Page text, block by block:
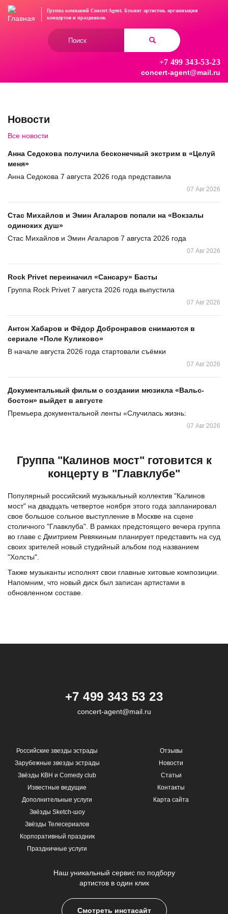
Перейти
Группа компаний Concert Agent. Букинг артистов, организация
концертови праздников.
+7 499 343-53-23
concert-agent@mail.ru
Новости
Все новости
Анна Седокова получила бесконечный экстрим в «Целуй
меня»
Анна Седокова 7 августа 2026 года представила
07 Авг 2026
Стас Михайлов и Эмин Агаларов попали на «Вокзалы
одиноких душ»
Стас Михайлов и Эмин Агаларов 7 августа 2026 года
07 Авг 2026
Rock Privet переиначил «Сансару» Басты
Группа Rock Privet 7 августа 2026 года выпустила
07 Авг 2026
Антон Хабаров и Фёдор Добронравов снимаются в
сериале «Поле Куликово»
В начале августа 2026 года стартовали съёмки
07 Авг 2026
Документальный фильм о создании мюзикла «Вальс-
бостон» выйдет в августе
Премьера документальной ленты «Случилась жизнь:
07 Авг 2026
Группа "Калинов мост" готовится к
концерту в "Главклубе"
Популярный российский музыкальный коллектив "Калинов
мост" на двадцать четвертое ноября этого года запланировал
свое большое сольное выступление в Москве на сцене
столичного "Главклуба". В рамках предстоящего вечера группа
во главе с Дмитрием Ревякиным планирует представить на суд
своих зрителей новый студийный альбом под названием
"Холсты".
Также музыканты исполнят свои главные хитовые композиции.
Напомним, что новый диск был записан артистами в
обновленном составе.
+7 499 343 53 23
concert-agent@mail.ru
Российские звезды эстрады
Зарубежные звезды эстрады
Звёзды КВН и Comedy club
Известные ведущие
Дополнительные услуги
Звёзды Sketch-шоу
Звёзды Телесериалов
Корпоративный праздник
Праздничные услуги
Отзывы
Новости
Статьи
Контакты
Карта сайта
Наш уникальный сервис по подбору
артистов в один клик
Смотреть инстасайт